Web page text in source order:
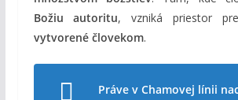
Božiu autoritu, vzniká priestor
vytvorené človekom.
Práve v Chamovej línii